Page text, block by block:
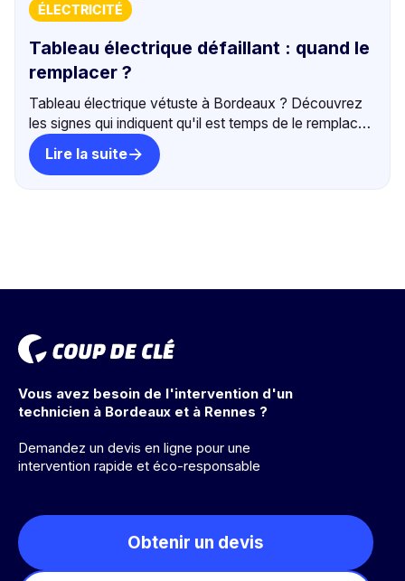
ÉLECTRICITÉ
Tableau électrique défaillant : quand le
remplacer ?
Tableau électrique vétuste à Bordeaux ? Découvrez
les signes qui indiquent qu'il est temps de le remplacer.
Intervention sous 24h, tarif fixe. +500 avis 5⭐.
Lire la suite
Vous avez besoin de l'intervention d'un
technicien à Bordeaux et à Rennes ?
Demandez un devis en ligne pour une
intervention rapide et éco-responsable
Obtenir un devis